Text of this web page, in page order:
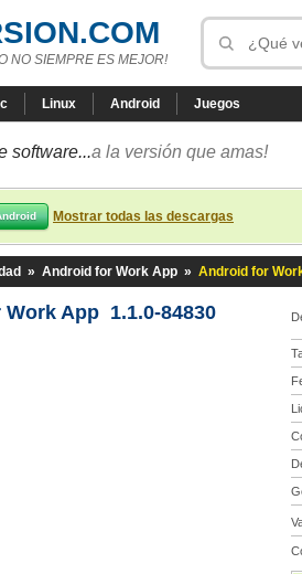
NO SIEMPRE ES MEJOR!
Linux Android Juegos
software...a la versión que amas!
Mostrar todas las descargas
» Android for Work App » Android for
App 1.1.0-84830